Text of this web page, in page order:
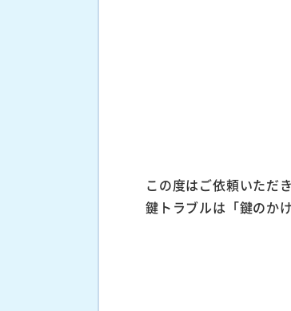
この度はご依頼いただ
鍵トラブルは「鍵のか